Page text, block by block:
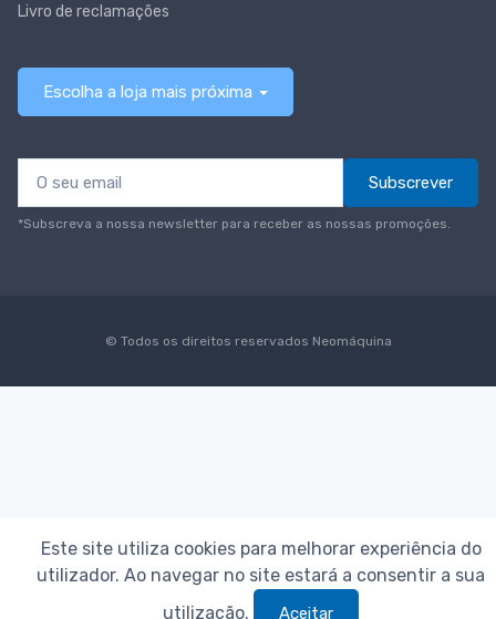
Livro de reclamações
Escolha a loja mais próxima
Subscrever
*Subscreva a nossa newsletter para receber as nossas promoções.
© Todos os direitos reservados Neomáquina
Este site utiliza cookies para melhorar experiência do
utilizador. Ao navegar no site estará a consentir a sua
utilização.
Aceitar